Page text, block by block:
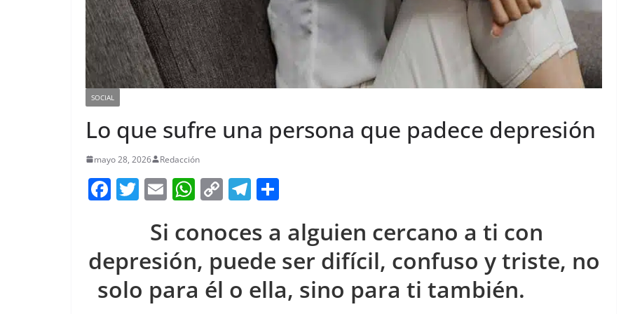
SOCIAL
Lo que sufre una persona que padece depresión
mayo 28, 2026 Redacción
F
a
e
b
o
T
w
itt
er
E
m
ai
l
W
h
at
s
A
p
C
o
p
y
Li
n
T
el
e
gr
a
m
ar
e
Si conoces a alguien cercano a ti con
depresión, puede ser difícil, confuso y triste, no
solo para él o ella, sino para ti también.